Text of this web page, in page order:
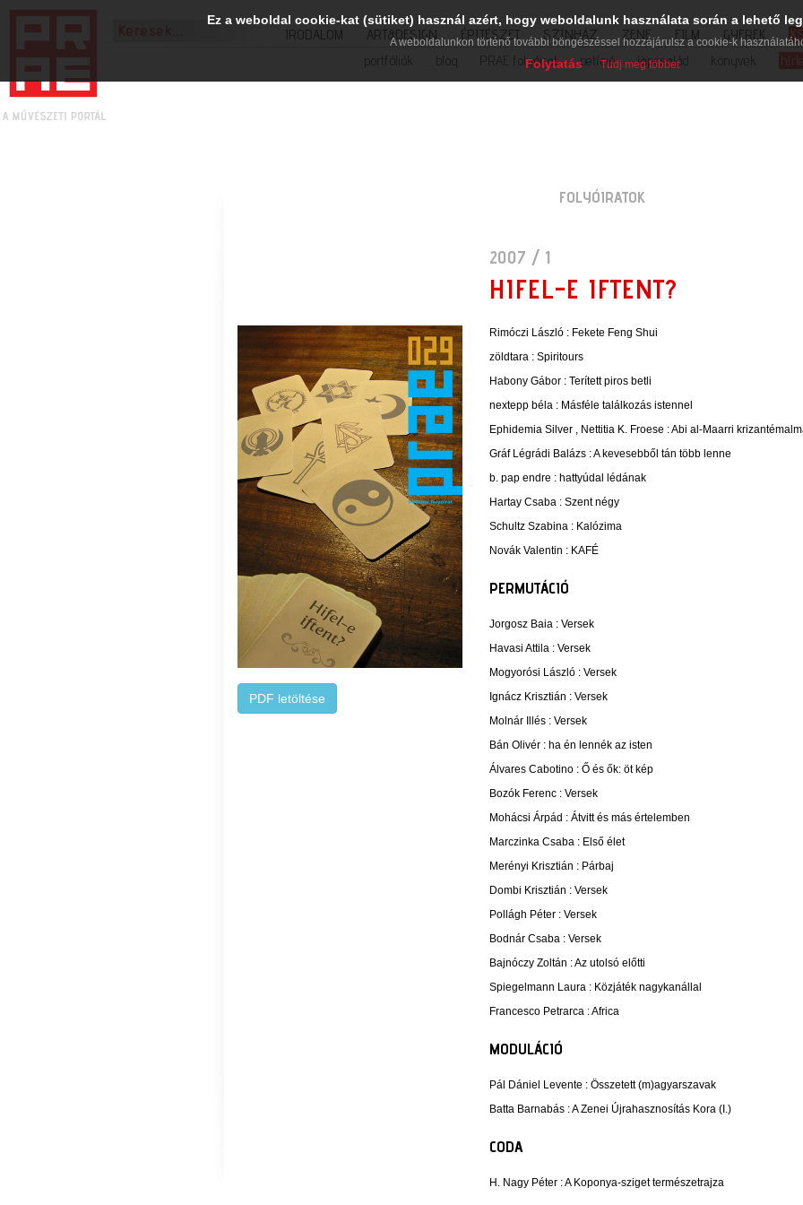
IRODALOM ART&DESIGN ÉPÍTÉSZET SZÍNHÁZ ZENE FILM GYEREK
portfóliók
PRAE folyóirat petíció lapcsalád könyvek
FOLYÓIRATOK
2007 / 1
HIFEL-E IFTENT?
PDF letöltése
Rimóczi László : Fekete Feng Shui
zöldtara :Spiritours
Habony Gábor :Terített piros betli
nextepp béla : Másféle találkozás istennel
Ephidemia Silver , Nettitia K. Froese :Abi al-Maarri
Gráf Légrádi Balázs :A kevesebből tán több lenne
b. pap endre : hattyúdal lédának
Hartay Csaba :Szent négy
Schultz Szabina : Kalózima
Novák Valentin : KAFÉ
PERMUTÁCIÓ
Jorgosz Baia :Versek
Havasi Attila :Versek
Mogyorósi László :Versek
Ignácz Krisztián :Versek
Molnár Illés :Versek
Bán Olivér : ha én lennék az isten
Álvares Cabotino :Ő és ők: öt kép
Bozók Ferenc :Versek
Mohácsi Árpád :Átvitt és más értelemben
Marczinka Csaba : Első élet
Merényi Krisztián : Párbaj
Dombi Krisztián :Versek
Pollágh Péter :Versek
Bodnár Csaba :Versek
Bajnóczy Zoltán :Az utolsó előtti
Spiegelmann Laura : Közjáték nagykanállal
Francesco Petrarca :Africa
MODULÁCIÓ
Pál Dániel Levente :Összetett (m)agyarszavak
Batta Barnabás :A Zenei Újrahasznosítás Kora (I.)
CODA
H. Nagy Péter :A Koponya-sziget természetrajza
Ez a weboldal cookie-kat (sütiket) használ azért, hogy weboldalunk használata során a lehető
A weboldalunkon történő további böngészéssel hozzájárulsz a cookie-k
Folytatás Tudj meg többet